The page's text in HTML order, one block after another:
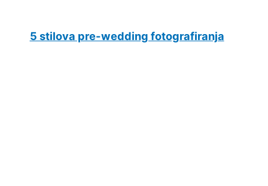
5 stilova pre-wedding fotografiranja